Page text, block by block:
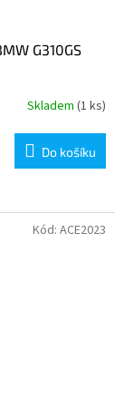
G310GS
Skladem (1 ks)
Do košíku
Kód: ACE2023